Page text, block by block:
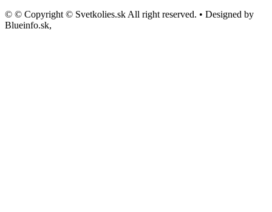
© © Copyright © Svetkolies.sk All right reserved. • Designed by
Blueinfo.sk,